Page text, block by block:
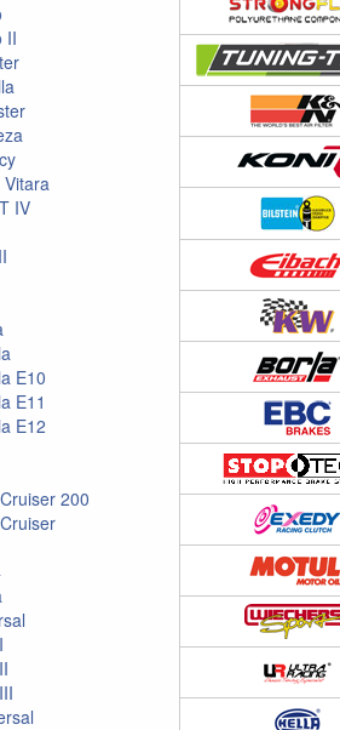
II
IV
E10
E11
E12
200